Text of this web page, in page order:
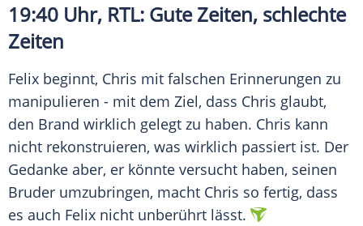
19:40 Uhr, RTL: Gute Zeiten, schlechte
Zeiten
Felix beginnt, Chris mit falschen Erinnerungen zu
manipulieren - mit dem Ziel, dass Chris glaubt,
den Brand wirklich gelegt zu haben. Chris kann
nicht rekonstruieren, was wirklich passiert ist. Der
Gedanke aber, er könnte versucht haben, seinen
Bruder umzubringen, macht Chris so fertig, dass
es auch Felix nicht unberührt lässt.